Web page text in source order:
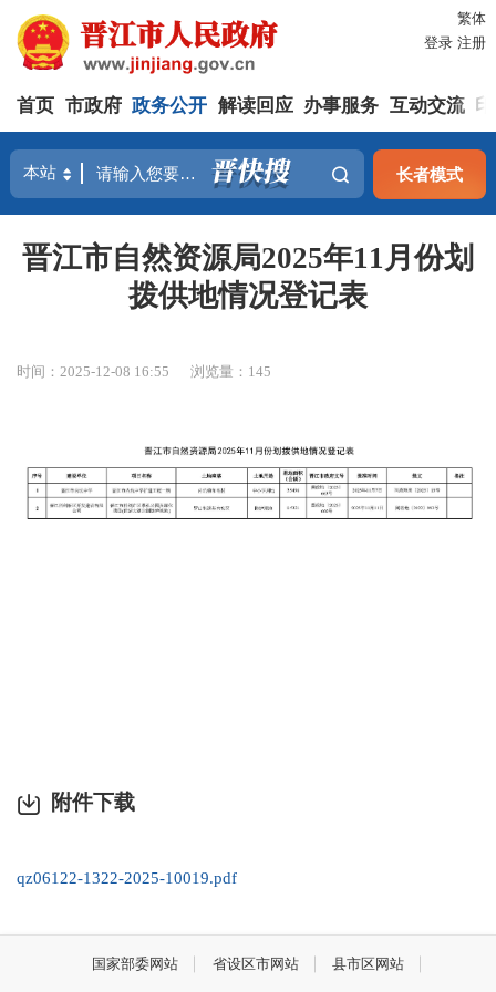
繁体
登录 注册
首页 市政府 政务公开 解读回应 办事服务 互动交流
长者模式
晋江市自然资源局2025年11月份划
拨供地情况登记表
时间：2025-12-08 16:55 浏览量： 145
附件下载
qz06122-1322-2025-10019.pdf
国家部委网站 省设区市网站 县市区网站